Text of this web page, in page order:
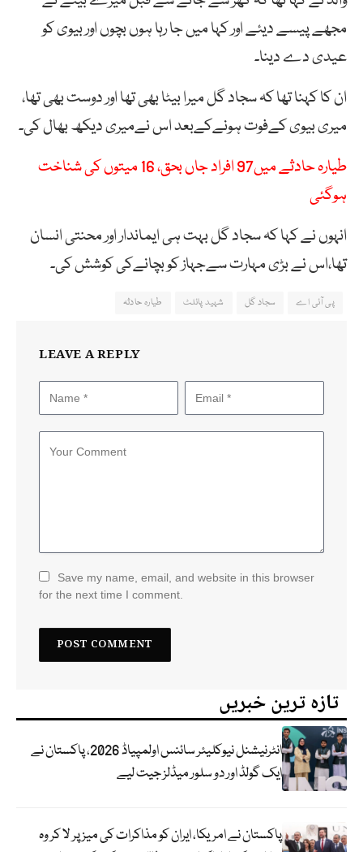
مجھے پیسے دیئے اور کہا میں جا رہا ہوں بچوں اور بیوی کو
عیدی دے دینا۔
ان کا کہنا تھا کہ سجاد گل میرا بیٹا بھی تھا اور دوست بھی تھا،
میری بیوی کےفوت ہونےکےبعد اس نےمیری دیکھ بھال کی۔
طیارہ حادثے میں97 افراد جاں بحق، 16 میتوں کی شناخت
ہوگئی
انہوں نے کہا کہ سجاد گل بہت ہی ایماندار اور محنتی انسان
تھا،اس نے بڑی مہارت سےجہاز کو بچانےکی کوشش کی۔
پی آئی اے سجاد گل شہید پائلٹ طیارہ حادثہ
LEAVE A REPLY
Save my name, email, and website in this browser
for the next time I comment.
تازہ ترین خبریں
انٹرنیشنل نیوکلیئر سائنس اولمپیاڈ 2026، پاکستان نے
ایک گولڈ اور دو سلور میڈلز جیت لیے
پاکستان نے امریکا، ایران کو مذاکرات کی میز پر لا کر وہ